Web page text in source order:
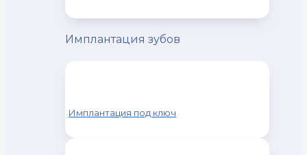
Имплантация зубов
Имплантация под ключ